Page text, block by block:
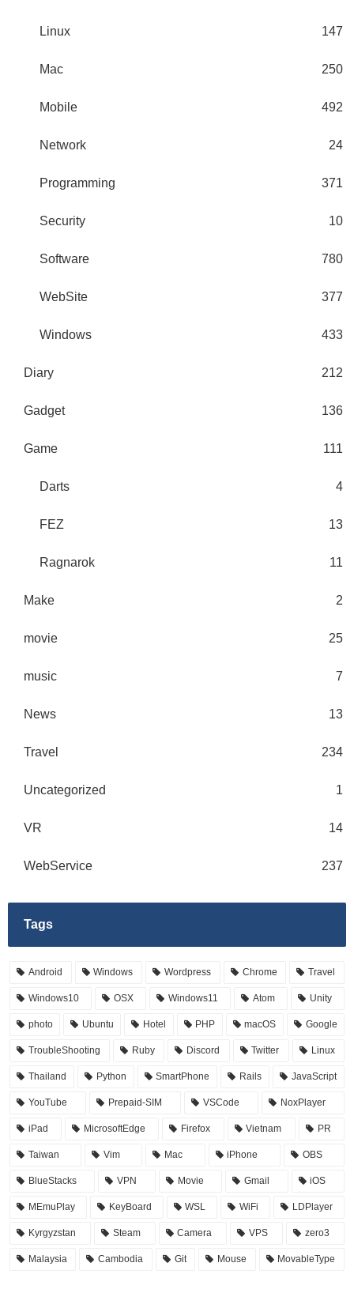
Linux 147
Mac 250
Mobile 492
Network 24
Programming 371
Security 10
Software 780
WebSite 377
Windows 433
Diary 212
Gadget 136
Game 111
Darts 4
FEZ 13
Ragnarok 11
Make 2
movie 25
music 7
News 13
Travel 234
Uncategorized 1
VR 14
WebService 237
Tags
Android Windows Wordpress Chrome Travel
Windows10 OSX Windows11 Atom Unity
photo Ubuntu Hotel PHP macOS Google
TroubleShooting Ruby Discord Twitter Linux
Thailand Python SmartPhone Rails JavaScript
YouTube Prepaid-SIM VSCode NoxPlayer
iPad MicrosoftEdge Firefox Vietnam PR
Taiwan Vim Mac iPhone OBS
BlueStacks VPN Movie Gmail iOS
MEmuPlay KeyBoard WSL WiFi LDPlayer
Kyrgyzstan Steam Camera VPS zero3
Malaysia Cambodia Git Mouse MovableType